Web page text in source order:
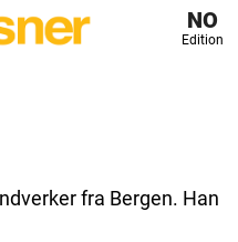
NO
Edition
fra Bergen. Han